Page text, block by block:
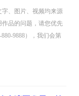
、图片、视频均来源
品的问题，请您优先
9888），我们会第